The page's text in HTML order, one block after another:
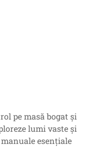
pe masă bogat și
lumi vaste și
esențiale